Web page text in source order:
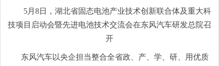
5月8日，湖北省固态电池产业技术创新联合体及重大科
技项目启动会暨先进电池技术交流会在东风汽车研发总院召
开
东风汽车以央企担当整合全省政、产、学、研、用优质